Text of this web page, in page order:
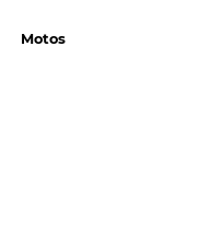
Motos